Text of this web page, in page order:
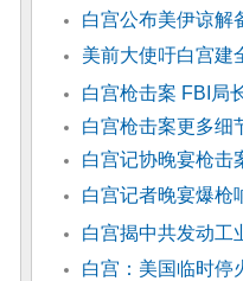
白宫公布美伊谅解
美前大使吁白宫建
白宫枪击案 FBI局
白宫枪击案更多细
白宫记协晚宴枪击
白宫记者晚宴爆枪
白宫揭中共发动工
白宫：美国临时停